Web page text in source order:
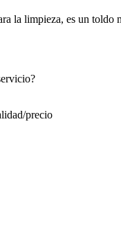
la limpieza, es un toldo
precio